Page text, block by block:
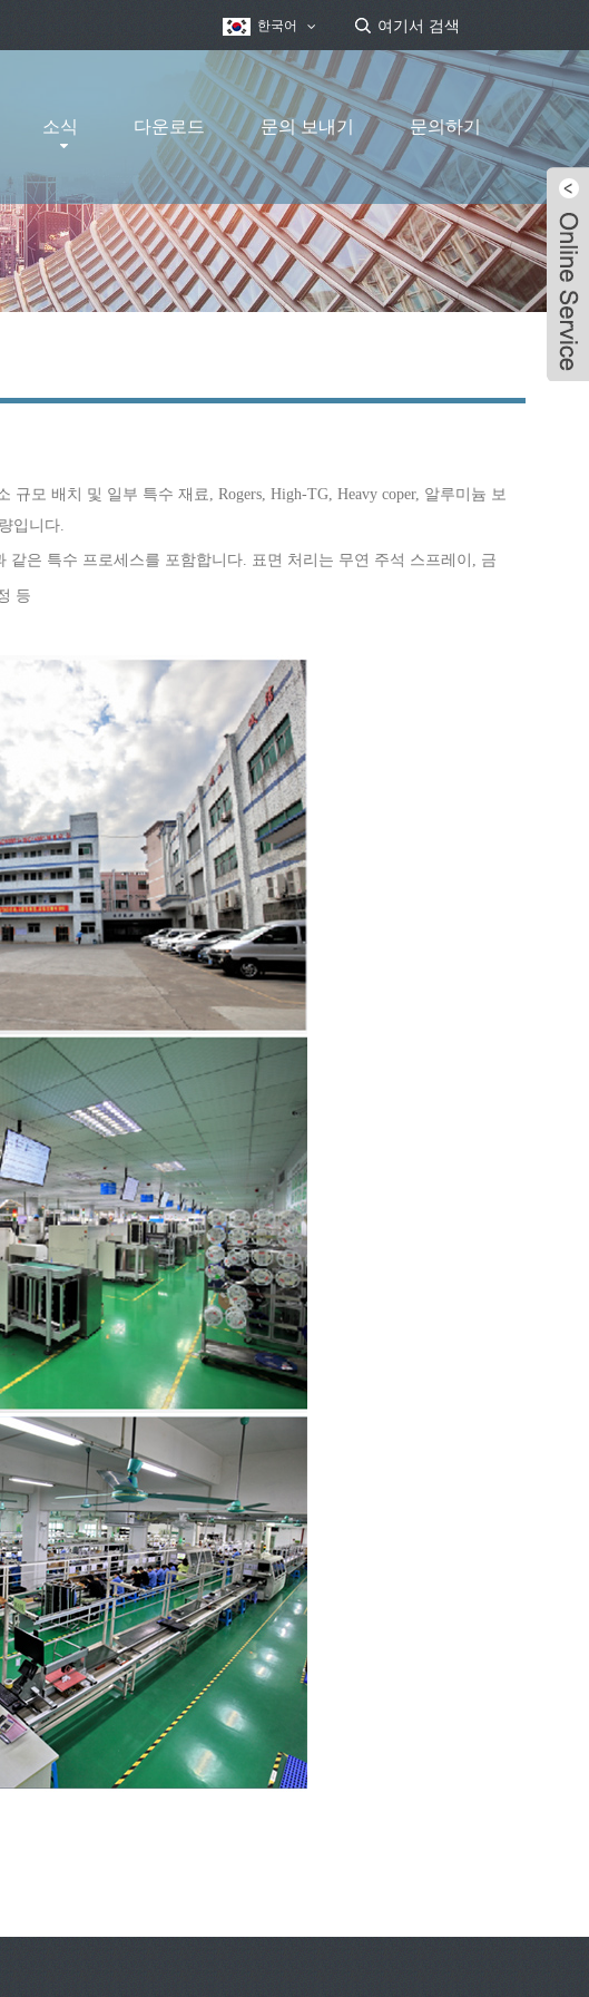
한국어
소식 다운로드 문의 보내기 문의하기
규모 배치 및 일부 특수 재료, Rogers, High-TG, Heavy coper, 알루미늄 보
입니다.
은 특수 프로세스를 포함합니다. 표면 처리는 무연 주석 스프레이, 금
등